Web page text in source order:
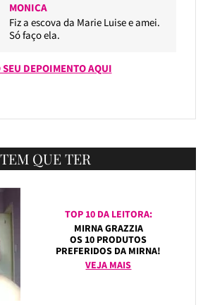
MONICA
Fiz a escova da Marie Luise e amei.
Só faço ela.
SEU DEPOIMENTO AQUI
TEM QUE TER
TOP 10 DA LEITORA:
MIRNA GRAZZIA
OS 10 PRODUTOS
PREFERIDOS DA MIRNA!
VEJA MAIS